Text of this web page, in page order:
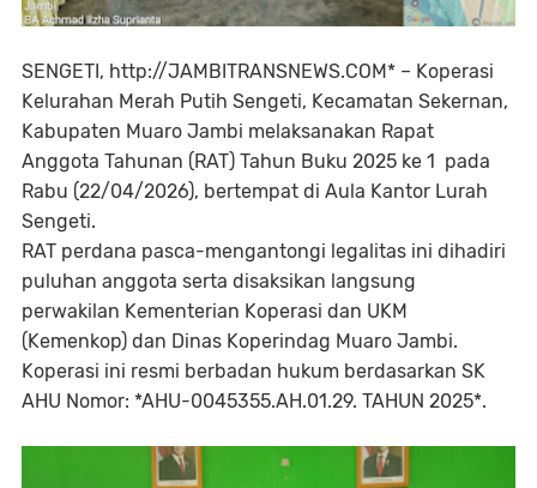
SENGETI, http://JAMBITRANSNEWS.COM* – Koperasi
Kelurahan Merah Putih Sengeti, Kecamatan Sekernan,
Kabupaten Muaro Jambi melaksanakan Rapat
Anggota Tahunan (RAT) Tahun Buku 2025 ke 1 pada
Rabu (22/04/2026), bertempat di Aula Kantor Lurah
Sengeti.
RAT perdana pasca-mengantongi legalitas ini dihadiri
puluhan anggota serta disaksikan langsung
perwakilan Kementerian Koperasi dan UKM
(Kemenkop) dan Dinas Koperindag Muaro Jambi.
Koperasi ini resmi berbadan hukum berdasarkan SK
AHU Nomor: *AHU-0045355.AH.01.29. TAHUN 2025*.